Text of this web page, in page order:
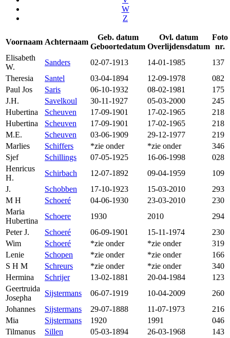
W
Z
Voornaam Achternaam
Geb. datum
Geboortedatum
Ovl. datum
Overlijdensdatum
Foto
nr.
Elisabeth
W.
Sanders 02-07-1913 14-01-1985
137
Theresia
Santel 03-04-1894 12-09-1978
082
Paul Jos
Saris 06-10-1932 08-02-1981
175
J.H.
Savelkoul 30-11-1927 05-03-2000
245
Hubertina
Scheuven 17-09-1901 17-02-1965
218
Hubertina
Scheuven 17-09-1901 17-02-1965
218
M.E.
Scheuven 03-06-1909 29-12-1977
219
Marlies
Schiffers *zie onder *zie onder
346
Sjef
Schillings 07-05-1925 16-06-1998
028
Henricus
H.
Schirbach 12-07-1892 09-04-1959
109
J.
Schobben 17-10-1923 15-03-2010
293
M H
Schoeré 04-06-1930 23-03-2010
230
Maria
Hubertina
Schoere 1930 2010
294
Peter J.
Schoeré 06-09-1901 15-11-1974
230
Wim
Schoeré *zie onder *zie onder
319
Lenie
Schopen *zie onder *zie onder
166
S H M
Schreurs *zie onder *zie onder
340
Hermina
Schrijer 13-02-1881 20-04-1984
123
Geertruida
Josepha
Sijstermans 06-07-1919 10-04-2009
260
Johannes
Sijstermans 29-07-1888 11-07-1973
216
Mia
Sijstermans 1920 1991
046
Tilmanus
Sillen 05-03-1894 26-03-1968
143